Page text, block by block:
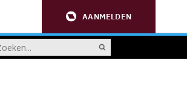
AANMELDEN